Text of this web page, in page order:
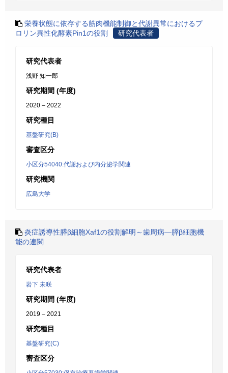
栄養状態に依存する筋肉機能制御と代謝異常におけるプ
ロリン異性化酵素Pin1の役割
研究代表者
研究代表者
浅野 知一郎
研究期間 (年度)
2020 – 2022
研究種目
基盤研究(B)
審査区分
小区分54040:代謝および内分泌学関連
研究機関
広島大学
炎症誘導性膵β細胞Xaf1の役割解明～歯周病―膵β細胞機
能の連関
研究代表者
岩下 未咲
研究期間 (年度)
2019 – 2021
研究種目
基盤研究(C)
審査区分